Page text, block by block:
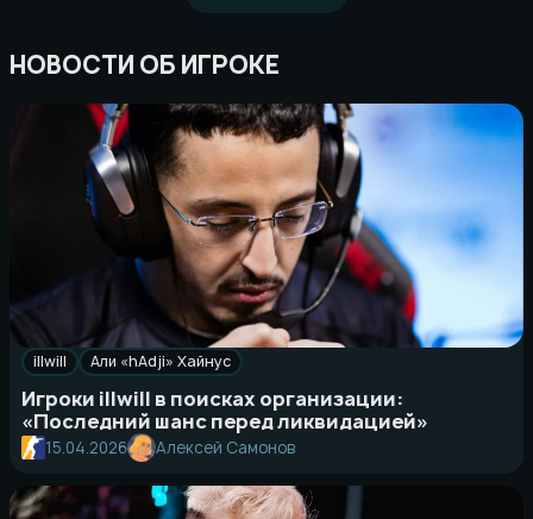
НОВОСТИ ОБ ИГРОКЕ
illwill Али «hAdji» Хайнус
Игроки illwill в поисках организации:
«Последний шанс перед ликвидацией»
15.04.2026 Алексей Самонов